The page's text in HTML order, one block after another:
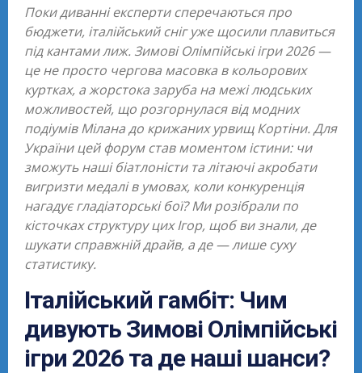
Поки диванні експерти сперечаються про
бюджети, італійський сніг уже щосили плавиться
під кантами лиж. Зимові Олімпійські ігри 2026 —
це не просто чергова масовка в кольорових
куртках, а жорстока заруба на межі людських
можливостей, що розгорнулася від модних
подіумів Мілана до крижаних урвищ Кортіни. Для
України цей форум став моментом істини: чи
зможуть наші біатлоністи та літаючі акробати
вигризти медалі в умовах, коли конкуренція
нагадує гладіаторські бої? Ми розібрали по
кісточках структуру цих Ігор, щоб ви знали, де
шукати справжній драйв, а де — лише суху
статистику.
Італійський гамбіт: Чим
дивують Зимові Олімпійські
ігри 2026 та де наші шанси?